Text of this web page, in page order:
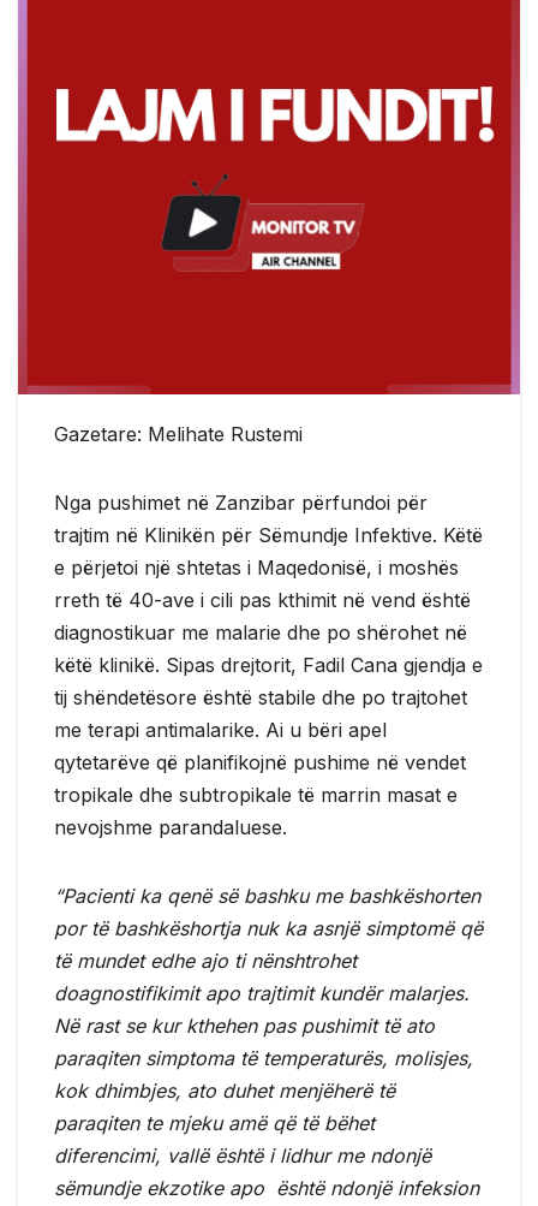
Gazetare: Melihate Rustemi
Nga pushimet në Zanzibar përfundoi për
trajtim në Klinikën për Sëmundje Infektive. Këtë
e përjetoi një shtetas i Maqedonisë, i moshës
rreth të 40-ave i cili pas kthimit në vend është
diagnostikuar me malarie dhe po shërohet në
këtë klinikë. Sipas drejtorit, Fadil Cana gjendja e
tij shëndetësore është stabile dhe po trajtohet
me terapi antimalarike. Ai u bëri apel
qytetarëve që planifikojnë pushime në vendet
tropikale dhe subtropikale të marrin masat e
nevojshme parandaluese.
“Pacienti ka qenë së bashku me bashkëshorten
por të bashkëshortja nuk ka asnjë simptomë që
të mundet edhe ajo ti nënshtrohet
doagnostifikimit apo trajtimit kundër malarjes.
Në rast se kur kthehen pas pushimit të ato
paraqiten simptoma të temperaturës, molisjes,
kok dhimbjes, ato duhet menjëherë të
paraqiten te mjeku amë që të bëhet
diferencimi, vallë është i lidhur me ndonjë
sëmundje ekzotike apo është ndonjë infeksion